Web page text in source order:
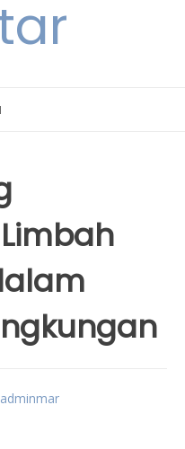
adminmar